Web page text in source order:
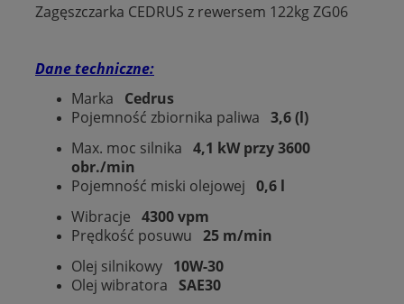
Zagęszczarka CEDRUS z rewersem 122kg ZG06
Dane techniczne:
Marka Cedrus
Pojemność zbiornika paliwa 3,6 (l)
Max. moc silnika 4,1 kW przy 3600
obr./min
Pojemność miski olejowej 0,6 l
Wibracje 4300 vpm
Prędkość posuwu 25 m/min
Olej silnikowy 10W-30
Olej wibratora SAE30